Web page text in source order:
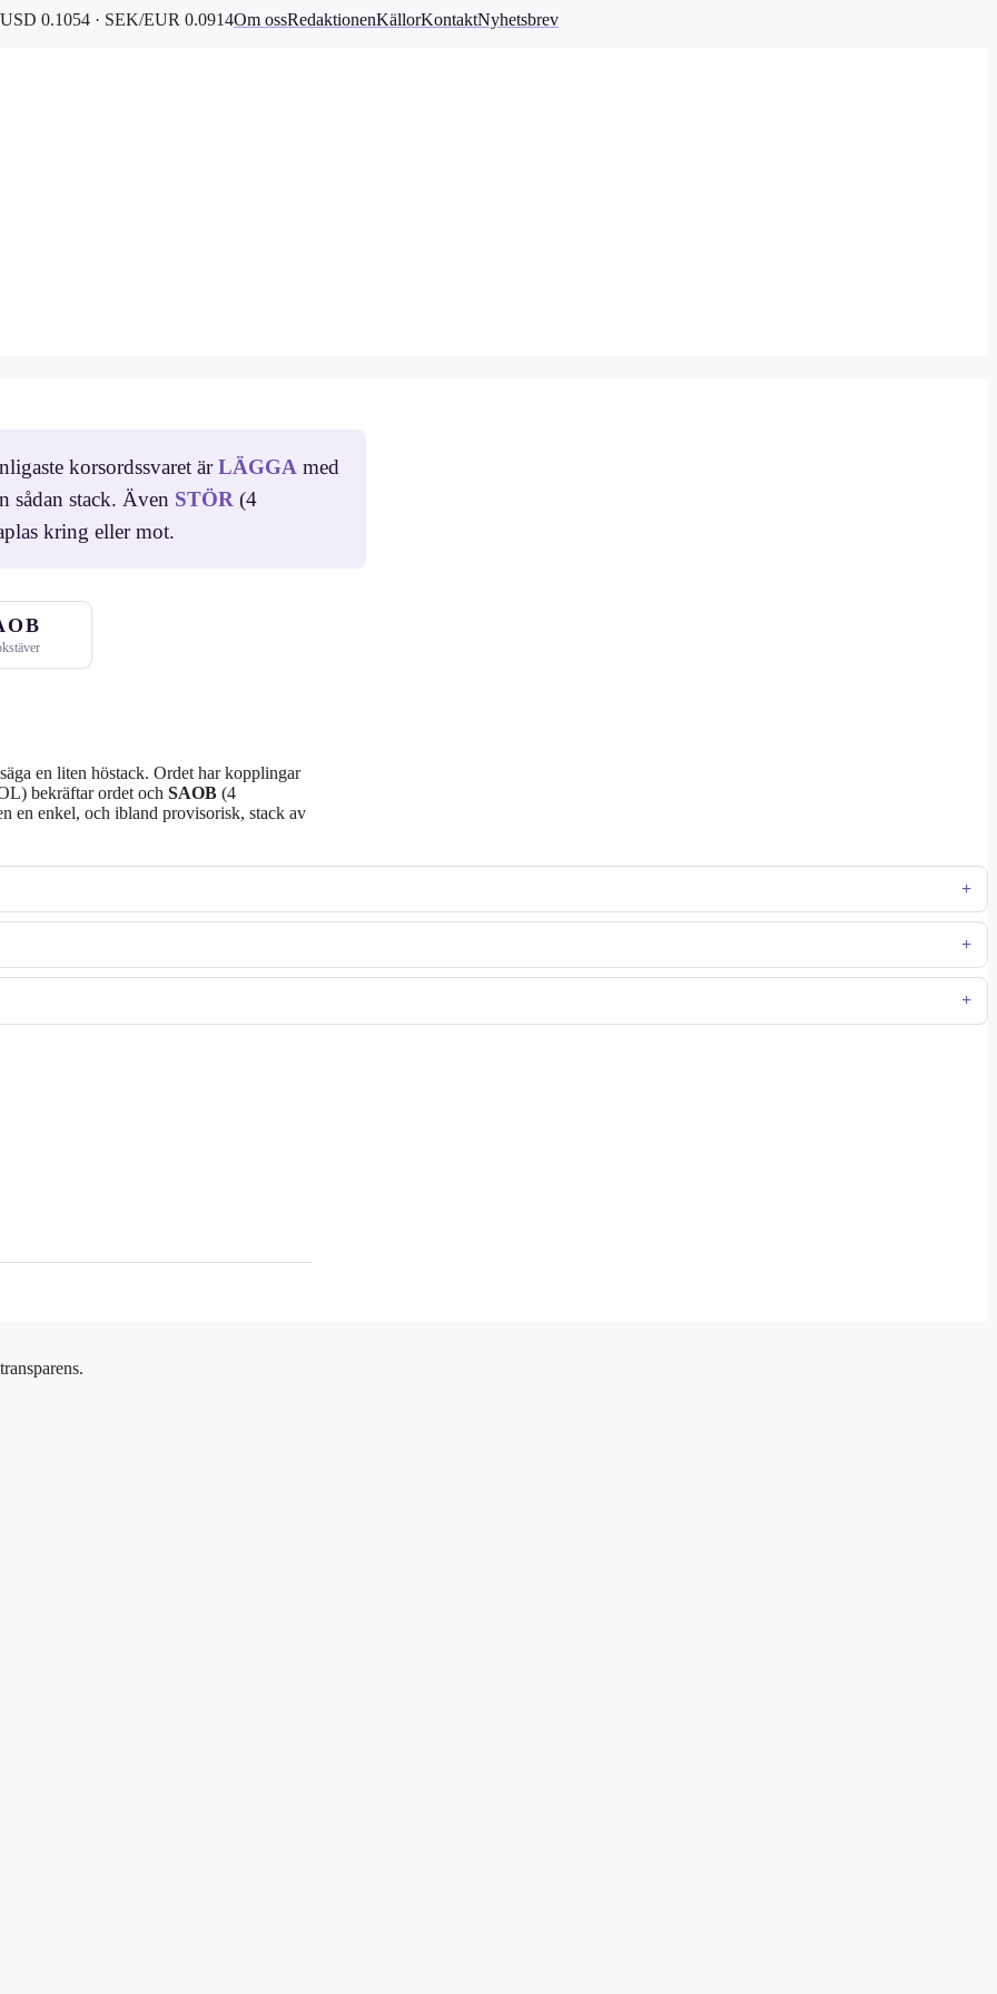
0.1054 · SEK/EUR 0.0914Om ossRedaktionenKällorKontaktNyhetsbrev
korsordssvaret ärLÄGGA med
sådan stack. Även STÖR (4
kring eller mot.
en liten höstack. Ordet har kopplingar
bekräftar ordet och SAOB (4
en enkel, och ibland provisorisk, stack av